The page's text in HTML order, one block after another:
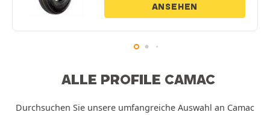
ANSEHEN
ALLE PROFILE CAMAC
Durchsuchen Sie unsere umfangreiche Auswahl an Camac